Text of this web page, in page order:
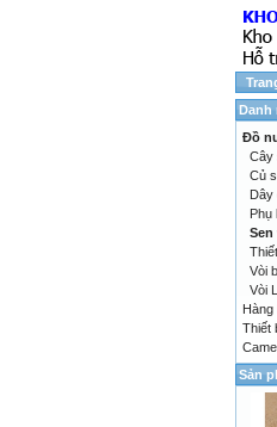
Danh
Đồ
Cây
Củ
Dây
Phụ
Sen
Vòi
Vòi
Hàng
Thiết
Sản